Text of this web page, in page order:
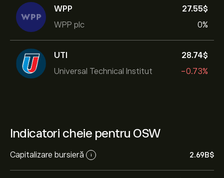
WPP
WPP plc
27.55‎$‎
0%
UTI
Universal Technical Institut
28.74‎$‎
-0.73%
Indicatori cheie pentru OSW
Capitalizare bursieră i 2.69B‎$‎